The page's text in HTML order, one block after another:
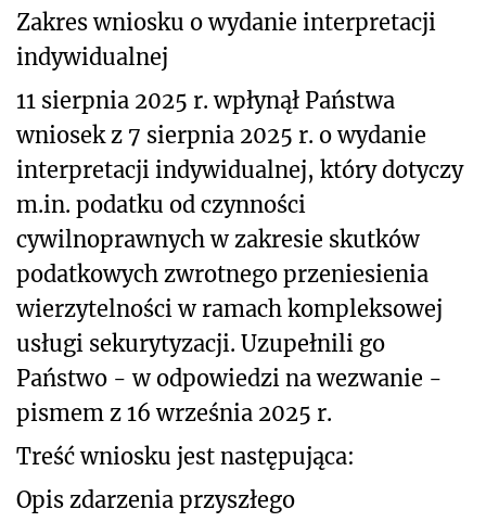
Zakres wniosku o wydanie interpretacji
indywidualnej
11 sierpnia 2025 r. wpłynął Państwa
wniosek z 7 sierpnia 2025 r. o wydanie
interpretacji indywidualnej, który dotyczy
m.in. podatku od czynności
cywilnoprawnych w zakresie skutków
podatkowych zwrotnego przeniesienia
wierzytelności w ramach kompleksowej
usługi sekurytyzacji. Uzupełnili go
Państwo - w odpowiedzi na wezwanie -
pismem z 16 września 2025 r.
Treść wniosku jest następująca:
Opis zdarzenia przyszłego